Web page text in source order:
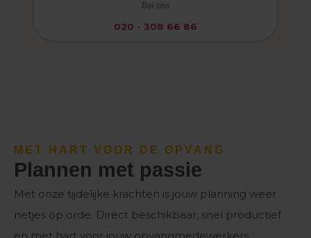
Bel ons
020 - 308 66 86
MET HART VOOR DE OPVANG
Plannen met passie
Met onze tijdelijke krachten is jouw planning weer
netjes op orde. Direct beschikbaar, snel productief